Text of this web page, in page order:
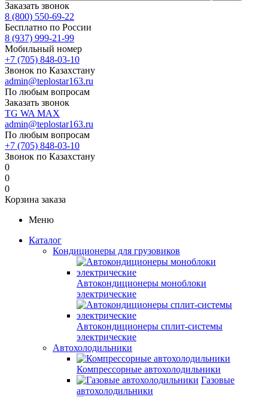
Заказать звонок
8 (800) 550-69-22
Бесплатно по России
8 (937) 999-21-99
Мобильный номер
+7 (705) 848-03-10
Звонок по Казахстану
admin@teplostar163.ru
По любым вопросам
Заказать звонок
TG WA MAX
admin@teplostar163.ru
По любым вопросам
+7 (705) 848-03-10
Звонок по Казахстану
0
0
0
Корзина заказа
Меню
Каталог
Кондиционеры для грузовиков
Автокондиционеры моноблоки
электрические
Автокондиционеры сплит-системы
электрические
Автохолодильники
Компрессорные автохолодильники
Газовые
автохолодильники